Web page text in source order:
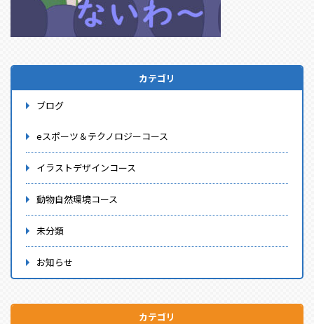
カテゴリ
ブログ
eスポーツ＆テクノロジーコース
イラストデザインコース
動物自然環境コース
未分類
お知らせ
カテゴリ